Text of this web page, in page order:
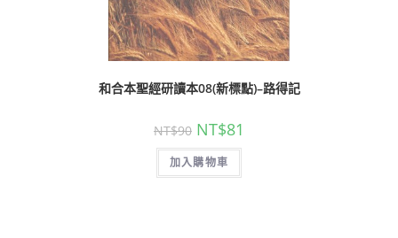
和合本聖經研讀本08(新標點)–路得記
NT$90 NT$81
加入購物車